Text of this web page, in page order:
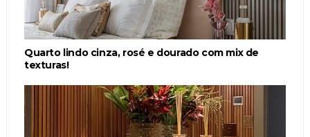
Quarto lindo cinza, rosé e dourado com mix de
texturas!